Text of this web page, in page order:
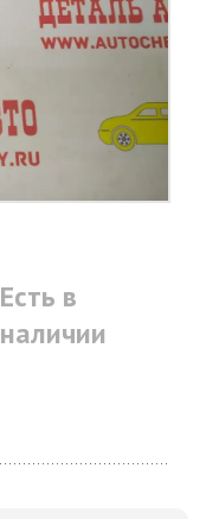
Есть в
наличии